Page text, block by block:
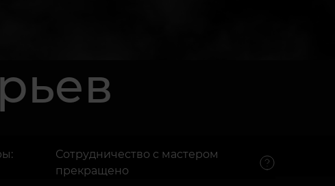
Сотрудничество с мастером
прекращено